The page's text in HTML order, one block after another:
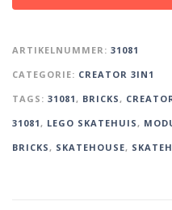
ARTIKELNUMMER: 31081
CATEGORIE: CREATOR 3IN1
TAGS: 31081, BRICKS,
31081, LEGO SKATEHUIS,
BRICKS, SKATEHOUSE,